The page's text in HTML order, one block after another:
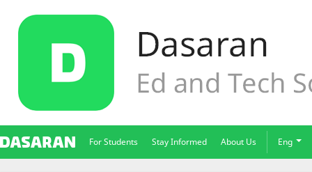
For Students Stay Informed About Us Eng